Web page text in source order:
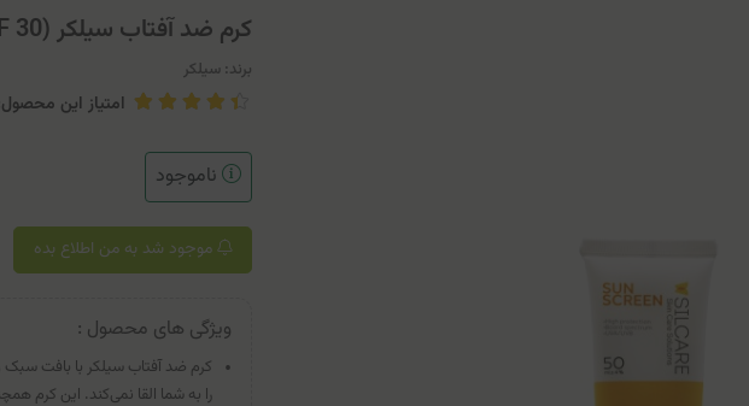
کرم ضد آفتاب سیلکر (SPF 30)
برند: سیلکر
امتیاز این محصول:
ناموجود
موجود شد به من اطلاع بده
ویژگی های محصول :
کرم ضد آفتاب سیلکر با بافت
را به شما القا نمی‌کند. این